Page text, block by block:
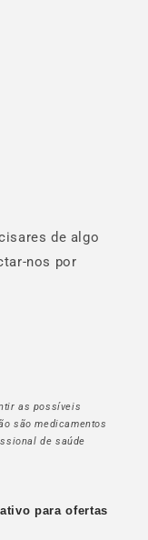
de algo
nos por
as possíveis
são medicamentos
de saúde
para ofertas